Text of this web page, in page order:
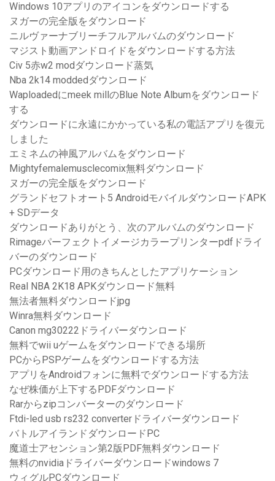
Windows 10アプリのアイコンをダウンロードする
ヌガーの完全版をダウンロード
ニルヴァーナブリーチフルアルバムのダウンロード
マジスト動画アンドロイドをダウンロードする方法
Civ 5赤w2 modダウンロード蒸気
Nba 2k14 moddedダウンロード
Waploadedにmeek millのBlue Note Albumをダウンロード
する
ダウンロードに永遠にかかっている私の電話アプリを復元
しました
エミネムの神風アルバムをダウンロード
Mightyfemalemusclecomix無料ダウンロード
ヌガーの完全版をダウンロード
グランドセフトオート5 AndroidモバイルダウンロードAPK
+ SDデータ
ダウンロードありがとう、次のアルバムのダウンロード
Rimageパーフェクトイメージカラープリンターpdfドライ
バーのダウンロード
PCダウンロード用のきちんとしたアプリケーション
Real NBA 2K18 APKダウンロード無料
無法者無料ダウンロードjpg
Winra無料ダウンロード
Canon mg30222ドライバーダウンロード
無料でwii uゲームをダウンロードできる場所
PCからPSPゲームをダウンロードする方法
アプリをAndroidフォンに無料でダウンロードする方法
なぜ株価が上下するPDFダウンロード
Rarからzipコンバーターのダウンロード
Ftdi-led usb rs232 converterドライバーダウンロード
バトルアイランドダウンロードPC
魔道士アセンション第2版PDF無料ダウンロード
無料のnvidiaドライバーダウンロードwindows 7
ウィグルPCダウンロード